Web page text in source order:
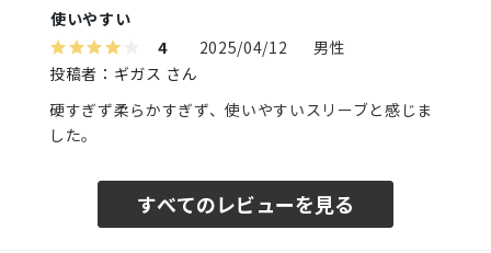
使いやすい
4
2025/04/12
男性
投稿者：ギガス さん
硬すぎず柔らかすぎず、使いやすいスリーブと感じま
した。
すべてのレビューを見る